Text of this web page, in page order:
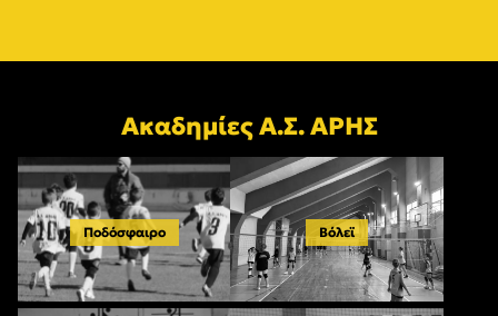
Ακαδημίες Α.Σ. ΑΡΗΣ
Ποδόσφαιρο Βόλεϊ